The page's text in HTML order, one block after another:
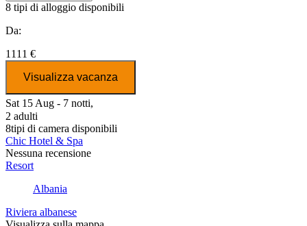
8 tipi di alloggio disponibili
Da:
1111 €
Visualizza vacanza
Sat 15 Aug - 7 notti,
2 adulti
8tipi di camera disponibili
Chic Hotel & Spa
Nessuna recensione
Resort
Albania
Riviera albanese